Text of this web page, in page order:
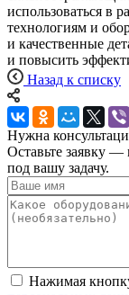
использоваться в
технологиям и
и качественные
и повысить
Назад к списку
Нужна
Оставьте заявку —
под вашу задачу.
Нажимая